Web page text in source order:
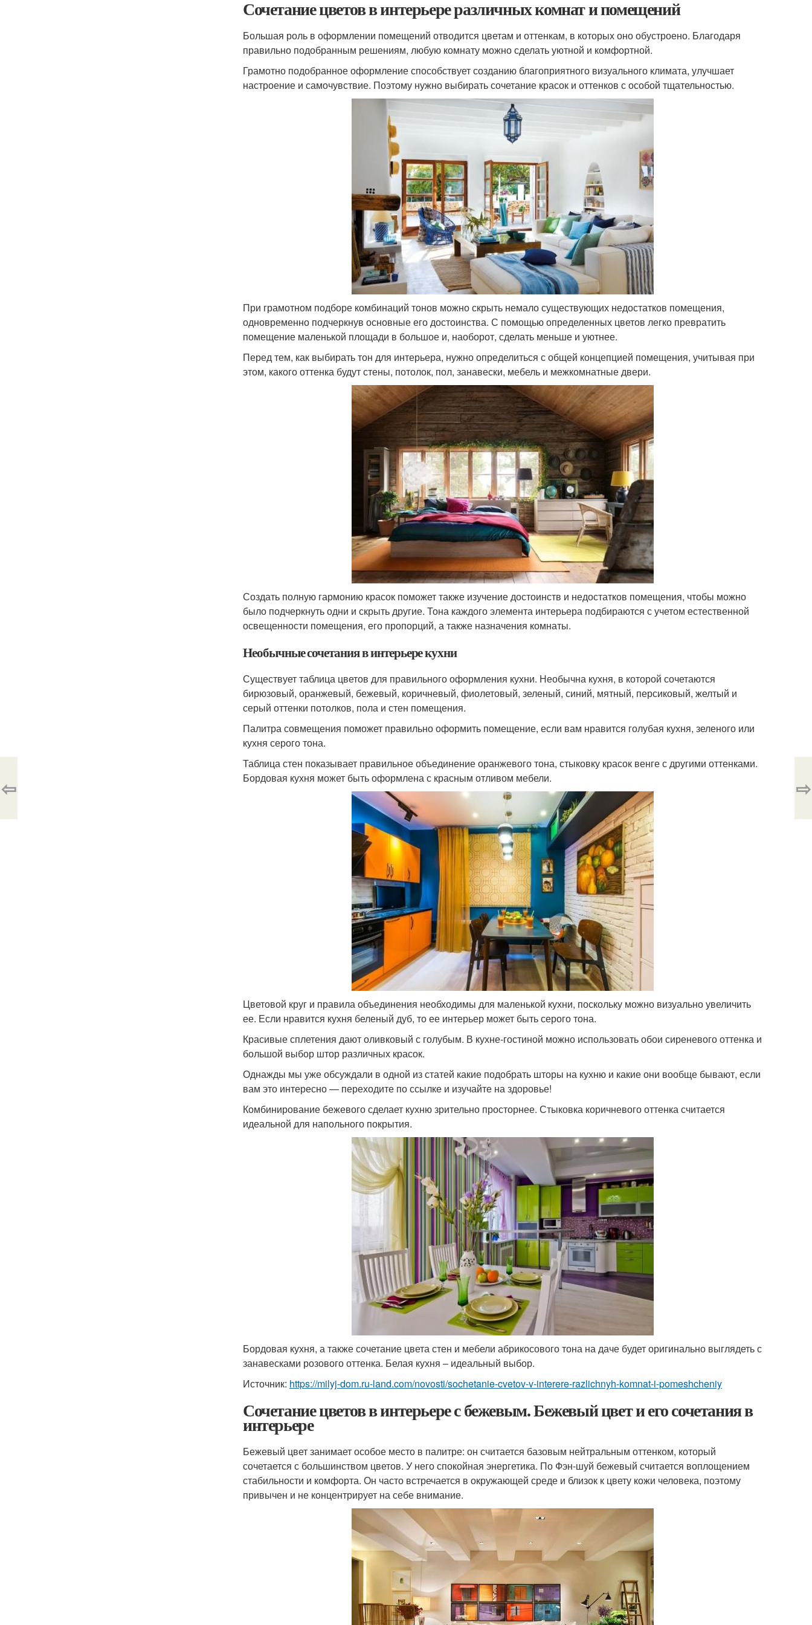
Сочетание цветов в интерьере различных комнат и помещений
Большая роль в оформлении помещений отводится цветам и оттенкам, в которых оно обустроено. Благодаря
правильно подобранным решениям, любую комнату можно сделать уютной и комфортной.
Грамотно подобранное оформление способствует созданию благоприятного визуального климата, улучшает
настроение и самочувствие. Поэтому нужно выбирать сочетание красок и оттенков с особой тщательностью.
При грамотном подборе комбинаций тонов можно скрыть немало существующих недостатков помещения,
одновременно подчеркнув основные его достоинства. С помощью определенных цветов легко превратить
помещение маленькой площади в большое и, наоборот, сделать меньше и уютнее.
Перед тем, как выбирать тон для интерьера, нужно определиться с общей концепцией помещения, учитывая при
этом, какого оттенка будут стены, потолок, пол, занавески, мебель и межкомнатные двери.
Создать полную гармонию красок поможет также изучение достоинств и недостатков помещения, чтобы можно
было подчеркнуть одни и скрыть другие. Тона каждого элемента интерьера подбираются с учетом естественной
освещенности помещения, его пропорций, а также назначения комнаты.
Необычные сочетания в интерьере кухни
Существует таблица цветов для правильного оформления кухни. Необычна кухня, в которой сочетаются
бирюзовый, оранжевый, бежевый, коричневый, фиолетовый, зеленый, синий, мятный, персиковый, желтый и
серый оттенки потолков, пола и стен помещения.
Палитра совмещения поможет правильно оформить помещение, если вам нравится голубая кухня, зеленого или
кухня серого тона.
Таблица стен показывает правильное объединение оранжевого тона, стыковку красок венге с другими оттенками.
Бордовая кухня может быть оформлена с красным отливом мебели.
Цветовой круг и правила объединения необходимы для маленькой кухни, поскольку можно визуально увеличить
ее. Если нравится кухня беленый дуб, то ее интерьер может быть серого тона.
Красивые сплетения дают оливковый с голубым. В кухне-гостиной можно использовать обои сиреневого оттенка и
большой выбор штор различных красок.
Однажды мы уже обсуждали в одной из статей какие подобрать шторы на кухню и какие они вообще бывают, если
вам это интересно — переходите по ссылке и изучайте на здоровье!
Комбинирование бежевого сделает кухню зрительно просторнее. Стыковка коричневого оттенка считается
идеальной для напольного покрытия.
Бордовая кухня, а также сочетание цвета стен и мебели абрикосового тона на даче будет оригинально выглядеть с
занавесками розового оттенка. Белая кухня – идеальный выбор.
Источник: https://milyj-dom.ru-land.com/novosti/sochetanie-cvetov-v-interere-razlichnyh-komnat-i-pomeshcheniy
Сочетание цветов в интерьере с бежевым. Бежевый цвет и его сочетания в
интерьере
Бежевый цвет занимает особое место в палитре: он считается базовым нейтральным оттенком, который
сочетается с большинством цветов. У него спокойная энергетика. По Фэн-шуй бежевый считается воплощением
стабильности и комфорта. Он часто встречается в окружающей среде и близок к цвету кожи человека, поэтому
привычен и не концентрирует на себе внимание.
⇦ ⇨